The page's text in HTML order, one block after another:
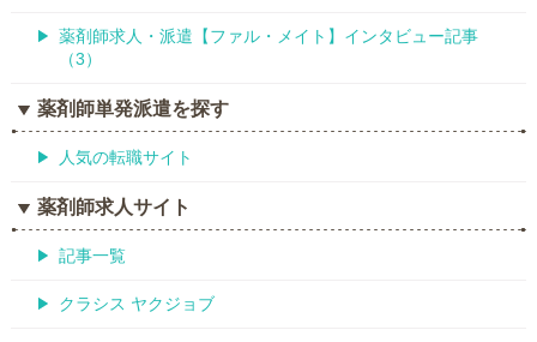
薬剤師求人・派遣【ファル・メイト】インタビュー記事
（3）
薬剤師単発派遣を探す
人気の転職サイト
薬剤師求人サイト
記事一覧
クラシス ヤクジョブ